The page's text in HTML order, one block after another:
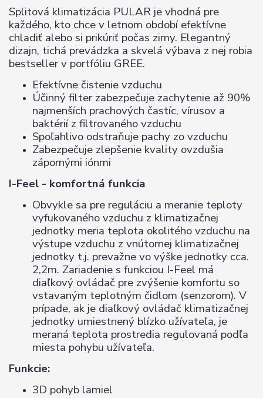
Splitová klimatizácia PULAR je vhodná pre
každého, kto chce v letnom období efektívne
chladiť alebo si prikúriť počas zimy. Elegantný
dizajn, tichá prevádzka a skvelá výbava z nej robia
bestseller v portfóliu GREE.
Efektívne čistenie vzduchu
Účinný filter zabezpečuje zachytenie až 90%
najmenších prachových častíc, vírusov a
baktérií z filtrovaného vzduchu
Spoľahlivo odstraňuje pachy zo vzduchu
Zabezpečuje zlepšenie kvality ovzdušia
zápornými iónmi
I-Feel - komfortná funkcia
Obvykle sa pre reguláciu a meranie teploty
vyfukovaného vzduchu z klimatizačnej
jednotky meria teplota okolitého vzduchu na
výstupe vzduchu z vnútornej klimatizačnej
jednotky t.j. prevažne vo výške jednotky cca.
2,2m. Zariadenie s funkciou I-Feel má
diaľkový ovládač pre zvýšenie komfortu so
vstavaným teplotným čidlom (senzorom). V
prípade, ak je diaľkový ovládač klimatizačnej
jednotky umiestnený blízko užívateľa, je
meraná teplota prostredia regulovaná podľa
miesta pohybu užívateľa.
Funkcie:
3D pohyb lamiel